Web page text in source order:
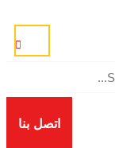
اتصل بنا